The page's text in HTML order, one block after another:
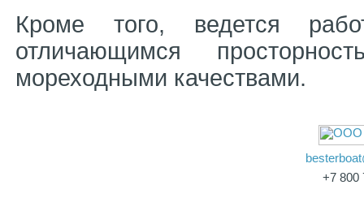
Кроме того, ведется
отличающимся
мореходными качествами.
+7 800